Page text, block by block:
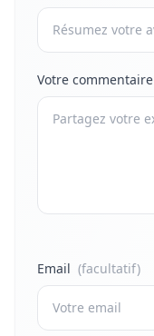
Votre commentaire
Email (facultatif)